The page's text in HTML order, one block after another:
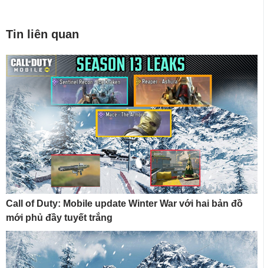
Tin liên quan
Call of Duty: Mobile update Winter War với hai bản đồ
mới phủ đầy tuyết trắng